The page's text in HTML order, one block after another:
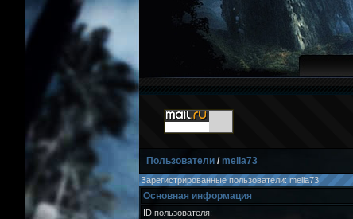
Пользователи/melia73
Зарегистрированные пользователи: melia73
Основная информация
ID пользователя: